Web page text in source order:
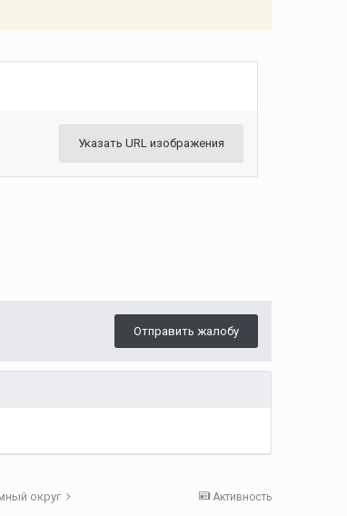
Указать URL изображения
Отправить жалобу
Активность
округ